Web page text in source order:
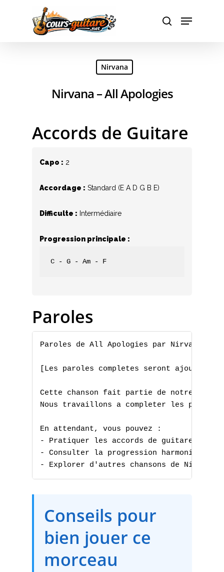
Hit enter to search or ESC to close
Nirvana
Nirvana – All Apologies
Accords de Guitare
Capo : 2
Accordage : Standard (E A D G B E)
Difficulte : Intermédiaire
Progression principale :
C - G - Am - F
Paroles
Paroles de All Apologies par Nirvana
[Les paroles completes seront ajoutees
Cette chanson fait partie de notre
Nous travaillons a completer les
En attendant, vous pouvez :
- Pratiquer les accords de guitare
- Consulter la progression harmonique
- Explorer d'autres chansons de Nirvana
Conseils pour
bien jouer ce
morceau
A
B
C
E
F